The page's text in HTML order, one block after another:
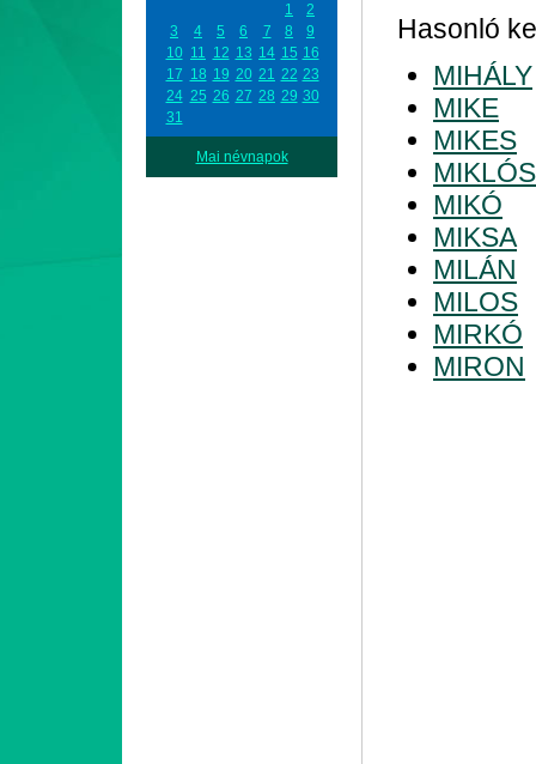
1
2
3
4 5 6 7 8
9
10 11 12 13 14 15 16
17 18 19 20 21 22 23
24 25 26 27 28 29 30
31
Mai névnapok
Hasonló
MIHÁLY
MIKE
MIKES
MIKLÓS
MIKÓ
MIKSA
MILÁN
MILOS
MIRKÓ
MIRON